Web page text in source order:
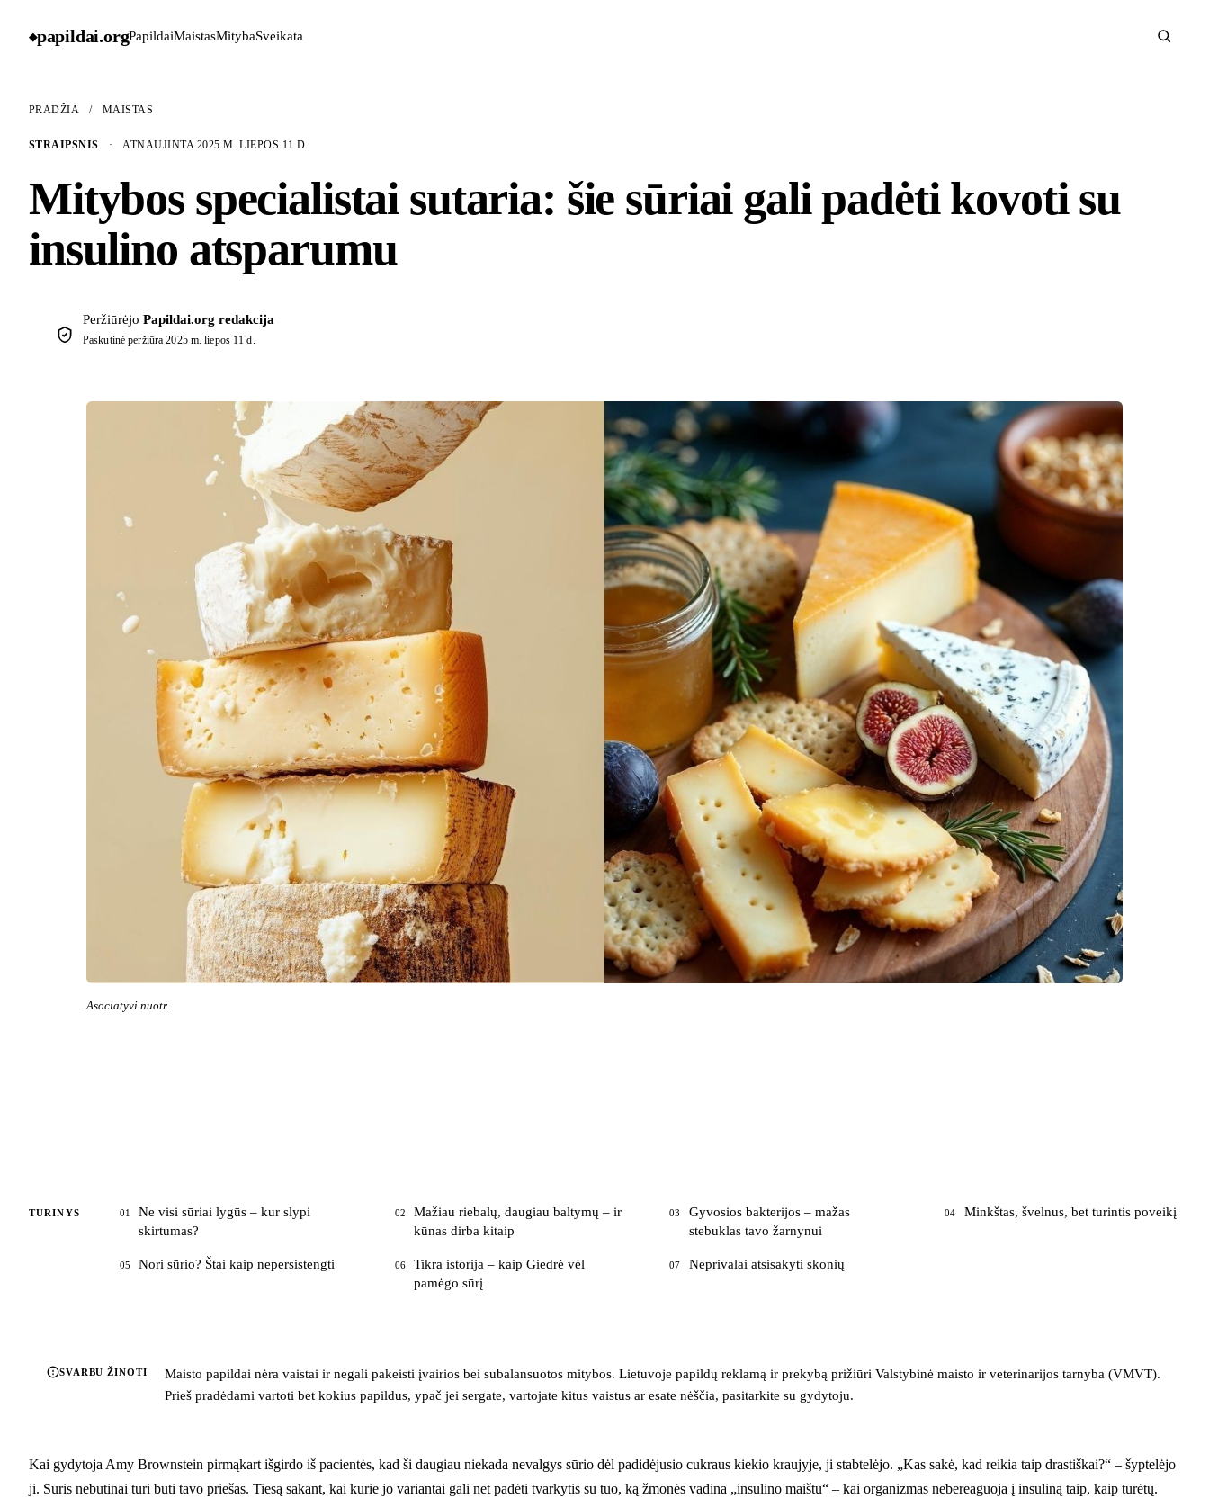
◆papildai.orgPapildaiMaistasMitybaSveikata
PRADŽIA / MAISTAS
STRAIPSNIS · ATNAUJINTA 2025 M. LIEPOS 11 D.
Mitybos specialistai sutaria: šie sūriai gali padėti kovoti su
insulino atsparumu
Peržiūrėjo Papildai.org redakcija
Paskutinė peržiūra2025 m. liepos 11 d.
Asociatyvi nuotr.
TURINYS 01
Ne visi sūriai lygūs – kur slypi
skirtumas?
02
Mažiau riebalų, daugiau baltymų – ir
kūnas dirba kitaip
03
Gyvosios bakterijos – mažas
stebuklas tavo žarnynui
04 Minkštas, švelnus, bet turintis poveikį
05 Nori sūrio? Štai kaip nepersistengti 06
Tikra istorija – kaip Giedrė vėl
pamėgo sūrį
07 Neprivalai atsisakyti skonių
SVARBU ŽINOTI
Maisto papildai nėra vaistai ir negali pakeisti įvairios bei subalansuotos mitybos. Lietuvoje papildų reklamą ir prekybą prižiūri Valstybinė maisto ir veterinarijos tarnyba (VMVT).
Prieš pradėdami vartoti bet kokius papildus, ypač jei sergate, vartojate kitus vaistus ar esate nėščia, pasitarkite su gydytoju.
Kai gydytoja Amy Brownstein pirmąkart išgirdo iš pacientės, kad ši daugiau niekada nevalgys sūrio dėl padidėjusio cukraus kiekio kraujyje, ji stabtelėjo. „Kas sakė, kad reikia taip drastiškai?“ – šyptelėjo
ji. Sūris nebūtinai turi būti tavo priešas. Tiesą sakant, kai kurie jo variantai gali net padėti tvarkytis su tuo, ką žmonės vadina „insulino maištu“ – kai organizmas nebereaguoja į insuliną taip, kaip turėtų.